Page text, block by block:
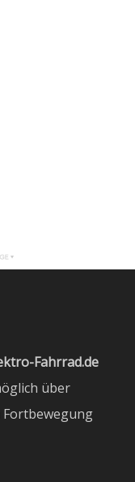
Fahrrad.de
über